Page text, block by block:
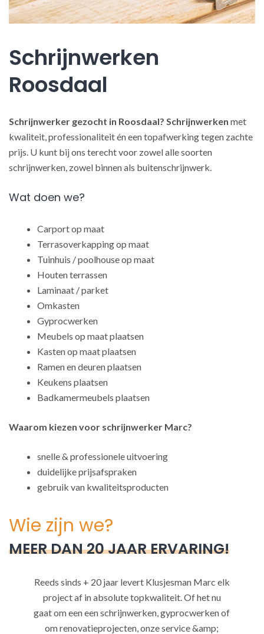
Schrijnwerken
Roosdaal
Schrijnwerker gezocht in Roosdaal? Schrijnwerken met
kwaliteit, professionaliteit én een topafwerking tegen zachte
prijs. U kunt bij ons terecht voor zowel alle soorten
schrijnwerken, zowel binnen als buitenschrijnwerk.
Wat doen we?
Carport op maat
Terrasoverkapping op maat
Tuinhuis / poolhouse op maat
Houten terrassen
Laminaat / parket
Omkasten
Gyprocwerken
Meubels op maat plaatsen
Kasten op maat plaatsen
Ramen en deuren plaatsen
Keukens plaatsen
Badkamermeubels plaatsen
Waarom kiezen voor schrijnwerker Marc?
snelle & professionele uitvoering
duidelijke prijsafspraken
gebruik van kwaliteitsproducten
Wie zijn we?
MEER DAN 20 JAAR ERVARING!
Reeds sinds + 20 jaar levert Klusjesman Marc elk
project af in absolute topkwaliteit. Of het nu
gaat om een een schrijnwerken, gyprocwerken of
om renovatieprojecten, onze service &amp;